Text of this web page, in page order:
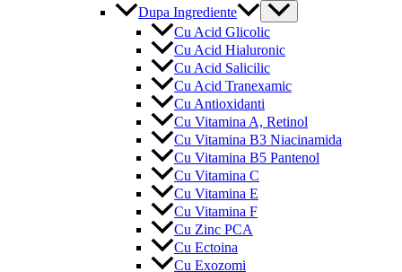
Dupa Ingrediente
Menu
Toggle
Cu Acid Glicolic
Cu Acid Hialuronic
Cu Acid Salicilic
Cu Acid Tranexamic
Cu Antioxidanti
Cu Vitamina A, Retinol
Cu Vitamina B3 Niacinamida
Cu Vitamina B5 Pantenol
Cu Vitamina C
Cu Vitamina E
Cu Vitamina F
Cu Zinc PCA
Cu Ectoina
Cu Exozomi